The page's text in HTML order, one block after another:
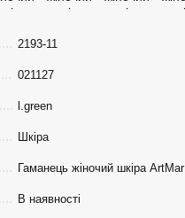
2193-11
021127
l.green
Шкіра
Гаманець жіночий шкіра ArtMar
В наявності